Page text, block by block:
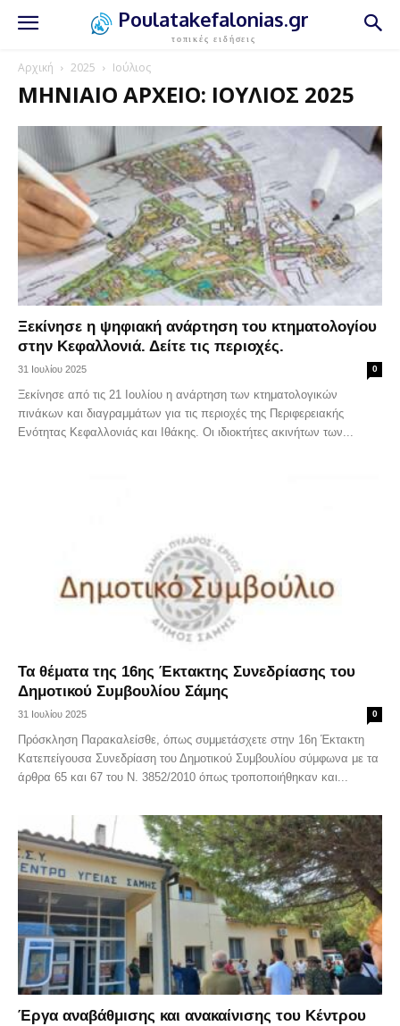
Poulatakefalonias.gr
τοπικές ειδήσεις
Αρχική 2025 Ιούλιος
ΜΗΝΙΑΊΟ ΑΡΧΕΊΟ: ΙΟΎΛΙΟΣ 2025
Ξεκίνησε η ψηφιακή ανάρτηση του κτηματολογίου
στην Κεφαλλονιά. Δείτε τις περιοχές.
31 Ιουλίου 2025 0
Ξεκίνησε από τις 21 Ιουλίου η ανάρτηση των κτηματολογικών
πινάκων και διαγραμμάτων για τις περιοχές της Περιφερειακής
Ενότητας Κεφαλλονιάς και Ιθάκης. Οι ιδιοκτήτες ακινήτων των...
Τα θέματα της 16ης Έκτακτης Συνεδρίασης του
Δημοτικού Συμβουλίου Σάμης
31 Ιουλίου 2025 0
Πρόσκληση Παρακαλείσθε, όπως συμμετάσχετε στην 16η Έκτακτη
Κατεπείγουσα Συνεδρίαση του Δημοτικού Συμβουλίου σύμφωνα με τα
άρθρα 65 και 67 του Ν. 3852/2010 όπως τροποποιήθηκαν και...
Έργα αναβάθμισης και ανακαίνισης του Κέντρου